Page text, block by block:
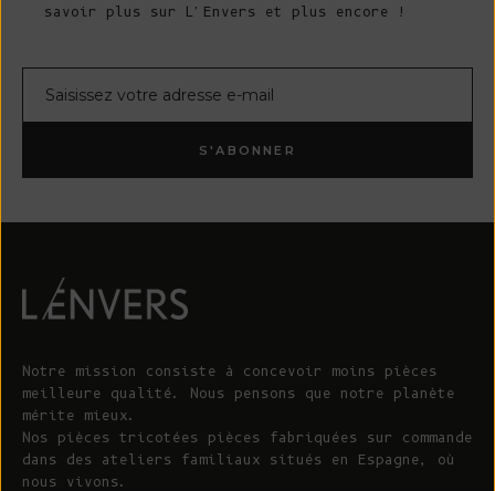
savoir plus sur L'Envers et plus encore !
S'ABONNER
Notre mission consiste à concevoir moins pièces
meilleure qualité. Nous pensons que notre planète
mérite mieux.
Nos pièces tricotées pièces fabriquées sur commande
dans des ateliers familiaux situés en Espagne, où
nous vivons.